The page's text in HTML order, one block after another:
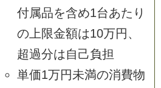
付属品を含め1台あたり
の上限金額は10万円、
超過分は自己負担
単価1万円未満の消費物